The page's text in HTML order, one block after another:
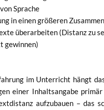
Sprache
in einen grö­ße­ren
über­ar­bei­ten (Distanz zu
gewinnen)
im Unter­richt hängt
einer Inhalts­an­ga­be pri­mär
auf­zu­bau­en – das